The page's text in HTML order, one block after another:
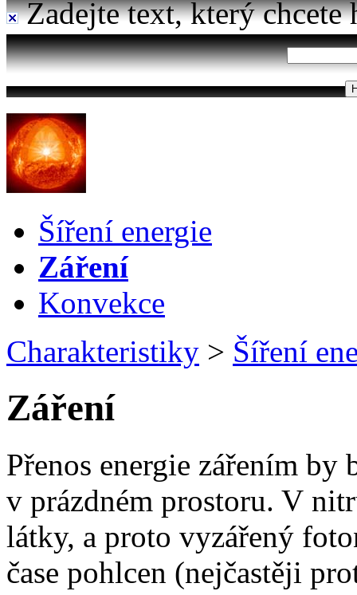
Zadejte text, který chcete
Šíření energie
Záření
Konvekce
Charakteristiky > Šíření
Záření
Přenos energie zářením
v prázdném prostoru. V
látky, a proto vyzářený
čase pohlcen (nejčastěji